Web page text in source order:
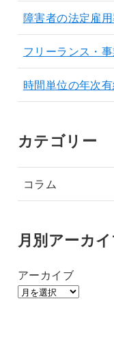
障害者の法定雇
フリーランス・
時間単位の年次
カテゴリー
コラム
月別アーカ
アーカイブ